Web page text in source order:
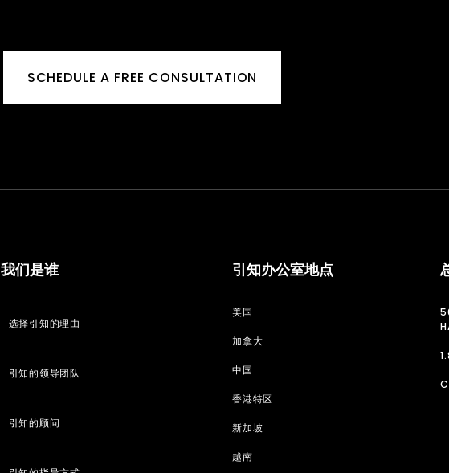
SCHEDULE A FREE CONSULTATION
我们是谁
选择引知的理由
引知的领导团队
引知的顾问
引知办公室地点
美国
加拿大
中国
香港特区
新加坡
越南